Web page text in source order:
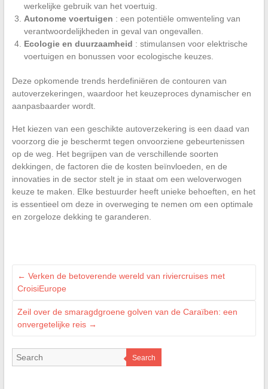
werkelijke gebruik van het voertuig.
Autonome voertuigen : een potentiële omwenteling van
verantwoordelijkheden in geval van ongevallen.
Ecologie en duurzaamheid : stimulansen voor elektrische
voertuigen en bonussen voor ecologische keuzes.
Deze opkomende trends herdefiniëren de contouren van
autoverzekeringen, waardoor het keuzeproces dynamischer en
aanpasbaarder wordt.
Het kiezen van een geschikte autoverzekering is een daad van
voorzorg die je beschermt tegen onvoorziene gebeurtenissen
op de weg. Het begrijpen van de verschillende soorten
dekkingen, de factoren die de kosten beïnvloeden, en de
innovaties in de sector stelt je in staat om een weloverwogen
keuze te maken. Elke bestuurder heeft unieke behoeften, en het
is essentieel om deze in overweging te nemen om een optimale
en zorgeloze dekking te garanderen.
← Verken de betoverende wereld van riviercruises met
CroisiEurope
Zeil over de smaragdgroene golven van de Caraïben: een
onvergetelijke reis →
Search